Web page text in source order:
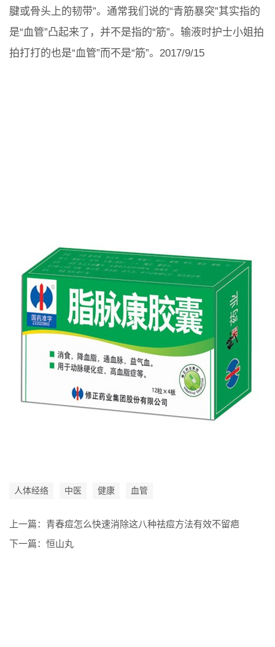
腱或骨头上的韧带”。通常我们说的“青筋暴突”其实指的
是“血管”凸起来了，并不是指的“筋”。输液时护士小姐拍
拍打打的也是“血管”而不是“筋”。2017/9/15
人体经络 中医 健康 血管
上一篇： 青春痘怎么快速消除这八种祛痘方法有效不留疤
下一篇： 恒山丸